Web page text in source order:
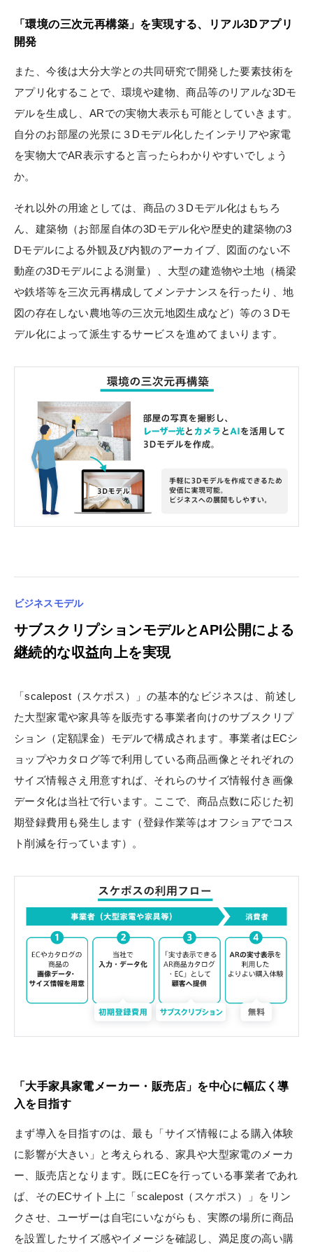
「環境の三次元再構築」を実現する、リアル3Dアプリ
開発
また、今後は大分大学との共同研究で開発した要素技術を
アプリ化することで、環境や建物、商品等のリアルな3Dモ
デルを生成し、ARでの実物大表示も可能としていきます。
自分のお部屋の光景に３Dモデル化したインテリアや家電
を実物大でAR表示すると言ったらわかりやすいでしょう
か。
それ以外の用途としては、商品の３Dモデル化はもちろ
ん、建築物（お部屋自体の3Dモデル化や歴史的建築物の3
Dモデルによる外観及び内観のアーカイブ、図面のない不
動産の3Dモデルによる測量）、大型の建造物や土地（橋梁
や鉄塔等を三次元再構成してメンテナンスを行ったり、地
図の存在しない農地等の三次元地図生成など）等の３Dモ
デル化によって派生するサービスを進めてまいります。
ビジネスモデル
サブスクリプションモデルとAPI公開による
継続的な収益向上を実現
「scalepost（スケポス）」の基本的なビジネスは、前述し
た大型家電や家具等を販売する事業者向けのサブスクリプ
ション（定額課金）モデルで構成されます。事業者はECシ
ョップやカタログ等で利用している商品画像とそれぞれの
サイズ情報さえ用意すれば、それらのサイズ情報付き画像
データ化は当社で行います。ここで、商品点数に応じた初
期登録費用も発生します（登録作業等はオフショアでコス
ト削減を行っています）。
「大手家具家電メーカー・販売店」を中心に幅広く導
入を目指す
まず導入を目指すのは、最も「サイズ情報による購入体験
に影響が大きい」と考えられる、家具や大型家電のメーカ
ー、販売店となります。既にECを行っている事業者であれ
ば、そのECサイト上に「scalepost（スケポス）」をリン
クさせ、ユーザーは自宅にいながらも、実際の場所に商品
を設置したサイズ感やイメージを確認し、満足度の高い購